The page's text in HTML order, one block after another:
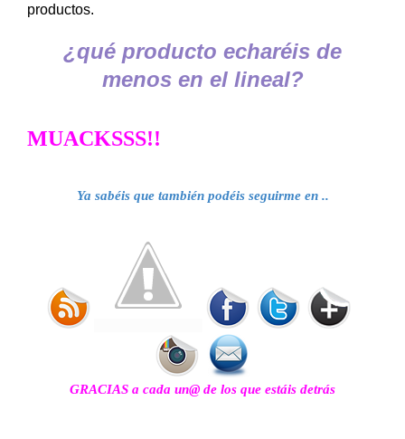
productos.
¿qué producto echaréis de
menos en el lineal?
MUACKSSS!!
Ya sabéis que también podéis seguirme en ..
GRACIAS a cada un@ de los que estáis detrás